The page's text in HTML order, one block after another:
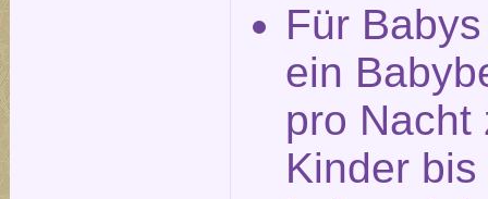
Für
ein
pro Nacht
Kinder